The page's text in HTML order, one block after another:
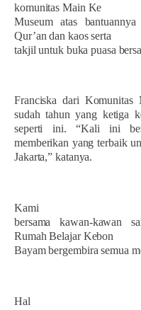
komunitas Main Ke
Museum atas
Qur’an dan kaos serta
takjil untuk buka puasa
Franciska dari Komunitas
sudah tahun yang ketiga
seperti ini. “Kali ini
memberikan yang terbaik
Jakarta,” katanya.
Kami
bersama kawan-kawan
Rumah Belajar Kebon
Bayam bergembira semua
Hal